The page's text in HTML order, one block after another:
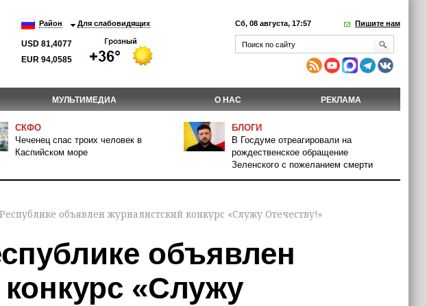
Район Для слабовидящих
USD 81,4077
EUR 94,0585
Сб, 08 августа, 17:57 Пишите нам
МУЛЬТИМЕДИА О НАС РЕКЛАМА
СКФО
Чеченец спас троих человек в
Каспийском море
БЛОГИ
В Госдуме отреагировали на
рождественское обращение
Зеленского с пожеланием смерти
объявлен журналистский конкурс «Служу Отечеству!»
объявлен
«Служу